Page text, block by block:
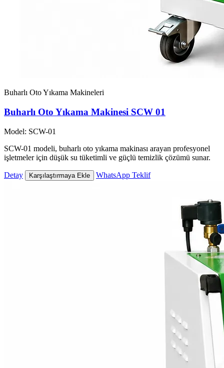
Buharlı Oto Yıkama Makineleri
Buharlı Oto Yıkama Makinesi SCW 01
Model: SCW-01
SCW-01 modeli, buharlı oto yıkama makinası arayan profesyonel
işletmeler için düşük su tüketimli ve güçlü temizlik çözümü sunar.
Detay Karşılaştırmaya Ekle WhatsApp Teklif